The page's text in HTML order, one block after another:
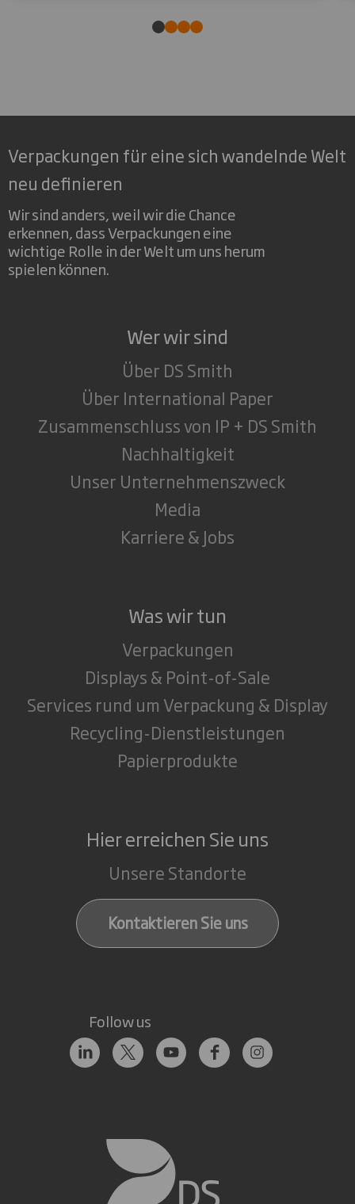
Verpackungen für eine sich wandelnde Welt
neu definieren
Wir sind anders, weil wir die Chance
erkennen, dass Verpackungen eine
wichtige Rolle in der Welt um uns herum
spielen können.
Wer wir sind
Über DS Smith
Über International Paper
Zusammenschluss von IP + DS Smith
Nachhaltigkeit
Unser Unternehmenszweck
Media
Karriere & Jobs
Was wir tun
Verpackungen
Displays & Point-of-Sale
Services rund um Verpackung & Display
Recycling-Dienstleistungen
Papierprodukte
Hier erreichen Sie uns
Unsere Standorte
Kontaktieren Sie uns
Follow us